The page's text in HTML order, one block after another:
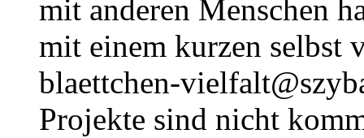
mit anderen Menschen
mit einem kurzen selbst
blaettchen-
Projekte sind nicht